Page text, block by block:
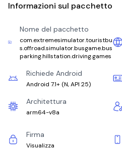
Informazioni sul pacchetto
Nome del pacchetto
com.extremesimulator.touristbu
s.offroad.simulator.busgame.bus
parking.hillstation.driving.games
Richiede Android
Android 7.1+ (N, API 25)
Architettura
arm64-v8a
Firma
Visualizza